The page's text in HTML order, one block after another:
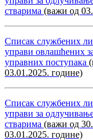
стварима (важи од
Списак службених
управи овлашћених
управних поступака
03.01.2025. године)
Списак службених
управи за
стварима (важи од
03.01.2025. године)